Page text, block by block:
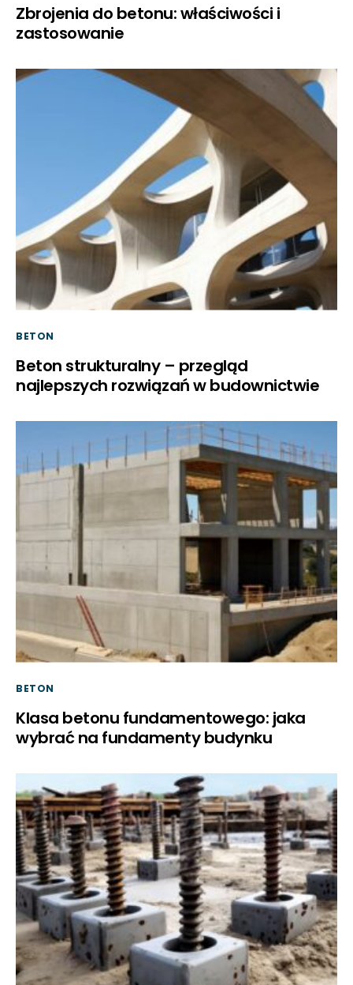
Zbrojenia do betonu: właściwości i
zastosowanie
BETON
Beton strukturalny – przegląd
najlepszych rozwiązań w budownictwie
BETON
Klasa betonu fundamentowego: jaka
wybrać na fundamenty budynku